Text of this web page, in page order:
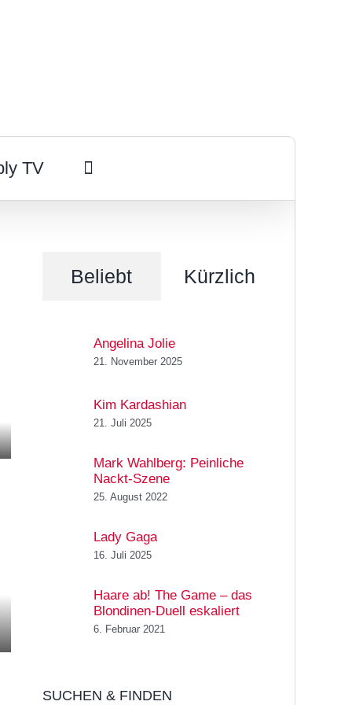
TV
Beliebt Kürzlich
Angelina Jolie
21. November 2025
Kim Kardashian
21. Juli 2025
Mark Wahlberg: Peinliche
Nackt-Szene
25. August 2022
Lady Gaga
16. Juli 2025
Haare ab! The Game – das
Blondinen-Duell eskaliert
6. Februar 2021
SUCHEN & FINDEN